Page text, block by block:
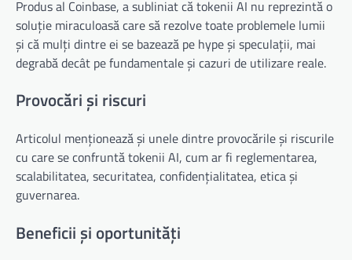
Produs al Coinbase, a subliniat că tokenii AI nu reprezintă o
soluție miraculoasă care să rezolve toate problemele lumii
și că mulți dintre ei se bazează pe hype și speculații, mai
degrabă decât pe fundamentale și cazuri de utilizare reale.
Provocări și riscuri
Articolul menționează și unele dintre provocările și riscurile
cu care se confruntă tokenii AI, cum ar fi reglementarea,
scalabilitatea, securitatea, confidențialitatea, etica și
guvernarea.
Beneficii și oportunități